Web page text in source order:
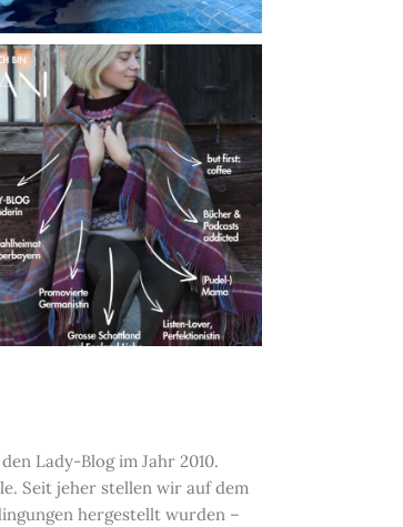
Lady-Blog im Jahr 2010.
Seit jeher stellen wir auf dem
hergestellt wurden –